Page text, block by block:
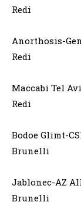
Redi
Redi
Maccabi
Redi
Bodoe
Brunelli
Jablonec-
Brunelli